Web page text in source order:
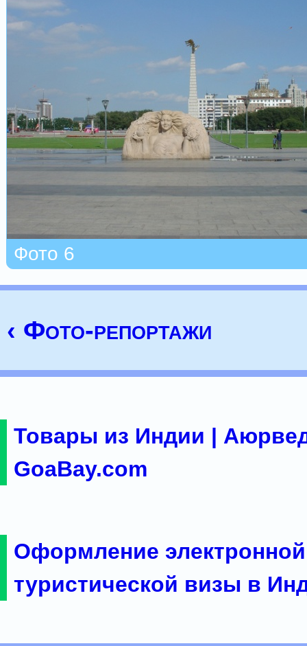
Фото 6
‹ Фото-репортажи
Товары из Индии |
GoaBay.com
Оформление электронной
туристической визы в